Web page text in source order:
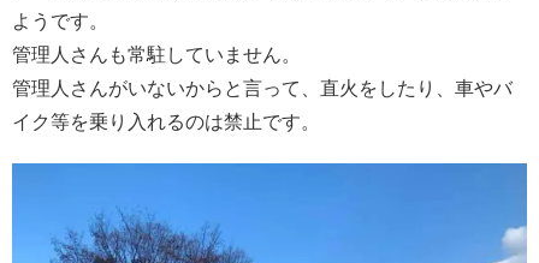
ようです。
管理人さんも常駐していません。
管理人さんがいないからと言って、直火をしたり、車やバ
イク等を乗り入れるのは禁止です。